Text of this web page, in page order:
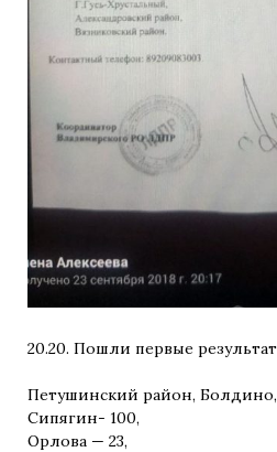
20.20. Пошли первые
Петушинский район, Болдино,
Сипягин- 100,
Орлова — 23,